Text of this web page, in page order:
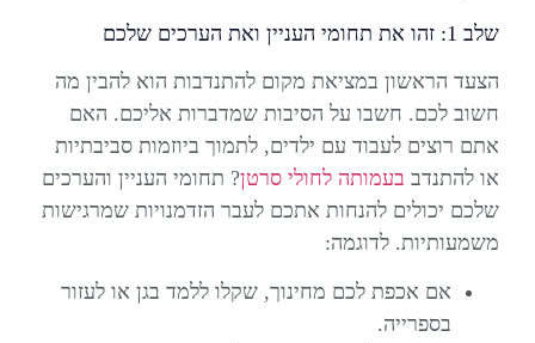
שלב 1: זהו את תחומי העניין ואת הערכים שלכם
הצעד הראשון במציאת מקום להתנדבות הוא להבין מה
חשוב לכם. חשבו על הסיבות שמדברות אליכם. האם
אתם רוצים לעבוד עם ילדים, לתמוך ביוזמות סביבתיות
או להתנדב בעמותה לחולי סרטן? תחומי העניין והערכים
שלכם יכולים להנחות אתכם לעבר הזדמנויות שמרגישות
משמעותיות. לדוגמה:
אם אכפת לכם מחינוך, שקלו ללמד בגן או לעזור
בספרייה.